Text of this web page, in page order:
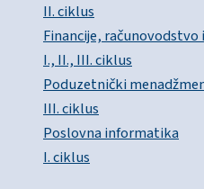
II. ciklus
Financije, računovodstvo
I., II., III. ciklus
Poduzetnički
III. ciklus
Poslovna informatika
I. ciklus